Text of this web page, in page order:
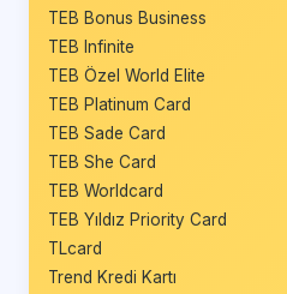
TEB Bonus Business
TEB Infinite
TEB Özel World Elite
TEB Platinum Card
TEB Sade Card
TEB She Card
TEB Worldcard
TEB Yıldız Priority Card
TLcard
Trend Kredi Kartı